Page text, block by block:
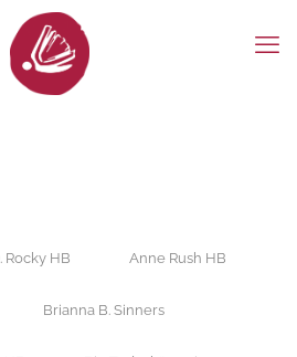
Rocky HB Anne Rush HB
Brianna B. Sinners